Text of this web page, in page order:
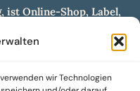
wir Technologien
ist Online-Shop, Label,
Presswerk und
hochgradig